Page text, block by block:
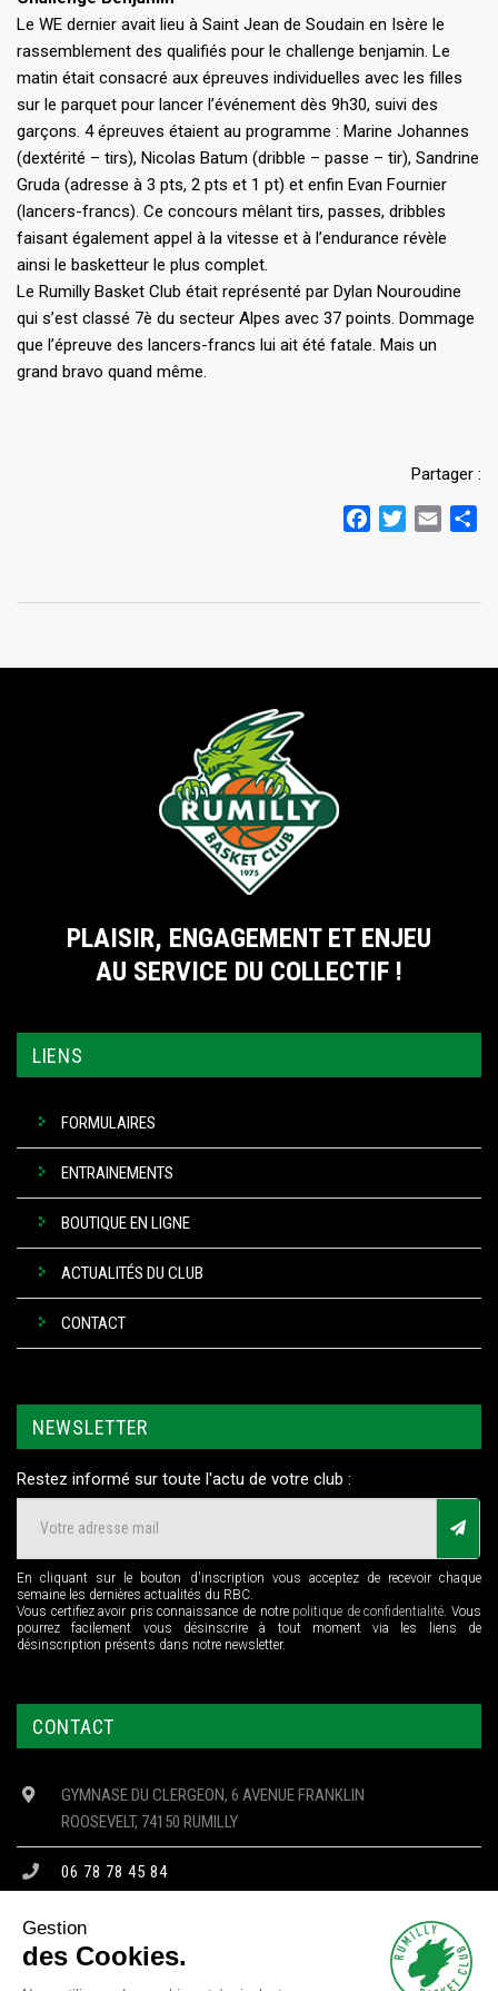
Le WE dernier avait lieu à Saint Jean de Soudain en Isère le
rassemblement des qualifiés pour le challenge benjamin. Le
matin était consacré aux épreuves individuelles avec les filles
sur le parquet pour lancer l’événement dès 9h30, suivi des
garçons. 4 épreuves étaient au programme : Marine Johannes
(dextérité – tirs), Nicolas Batum (dribble – passe – tir), Sandrine
Gruda (adresse à 3 pts, 2 pts et 1 pt) et enfin Evan Fournier
(lancers-francs). Ce concours mêlant tirs, passes, dribbles
faisant également appel à la vitesse et à l’endurance révèle
ainsi le basketteur le plus complet.
Le Rumilly Basket Club était représenté par Dylan Nouroudine
qui s’est classé 7è du secteur Alpes avec 37 points. Dommage
que l’épreuve des lancers-francs lui ait été fatale. Mais un
grand bravo quand même.
Partager :
FacebookTwitterEmail
PLAISIR, ENGAGEMENT ET ENJEU
AU SERVICE DU COLLECTIF !
LIENS
FORMULAIRES
ENTRAINEMENTS
BOUTIQUE EN LIGNE
ACTUALITÉS DU CLUB
CONTACT
NEWSLETTER
Restez informé sur toute l'actu de votre club :
En cliquant sur le bouton d'inscription vous acceptez de recevoir chaque
semaine les dernières actualités du RBC.
Vous certifiez avoir pris connaissance de notre politique de confidentialité. Vous
pourrez facilement vous désinscrire à tout moment via les liens de
désinscription présents dans notre newsletter.
CONTACT
GYMNASE DU CLERGEON, 6 AVENUE FRANKLIN
ROOSEVELT, 74150 RUMILLY
06 78 78 45 84
CONTACT@RBC74.FR
Gestion
des Cookies.